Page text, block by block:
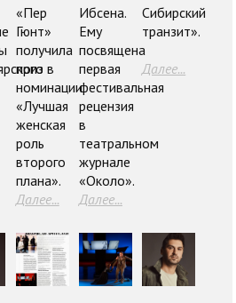
«Пер
Гюнт»
получила
приз в
номинации
«Лучшая
женская
роль
второго
плана».
Далее...
Ибсена.
Ему
посвящена
первая
фестивальная
рецензия
в
театральном
журнале
«Около».
Далее...
Сибирский
транзит».
Далее...